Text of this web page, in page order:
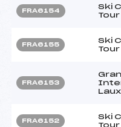
FRA6154
Ski
FRA6155
Ski
FRA6153
Laux
FRA6152
Ski